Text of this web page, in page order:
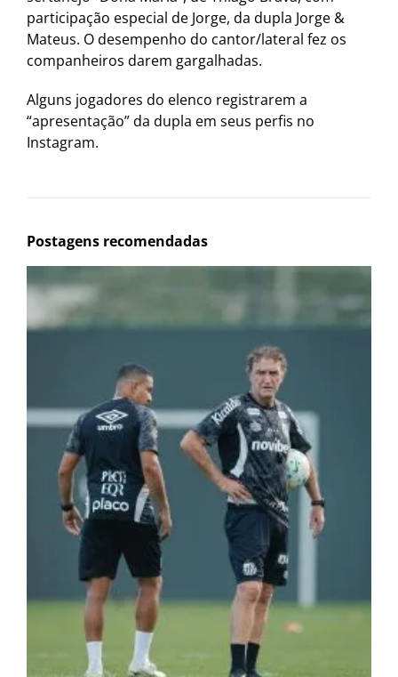
participação especial de Jorge, da dupla Jorge &
Mateus. O desempenho do cantor/lateral fez os
companheiros darem gargalhadas.
Alguns jogadores do elenco registrarem a
“apresentação” da dupla em seus perfis no
Instagram.
Postagens recomendadas